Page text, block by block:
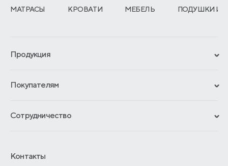
МАТРАСЫ КРОВАТИ МЕБЕЛЬ ПОДУШКИ И
Продукция
Гарантии
Отзывы покупателей
Покупателям
Обмен и возврат
Как оформить заказ
Сотрудничество
Отельерам
Контакты